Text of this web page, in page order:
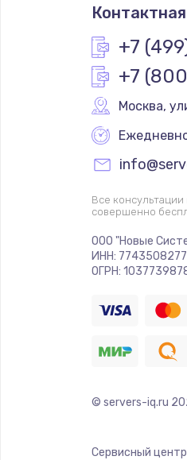
+7
+7
Москва,
Все
совершенно
ООО "Новые
ИНН: 7743508277
ОГРН:
© servers-iq.ru
Сервисный